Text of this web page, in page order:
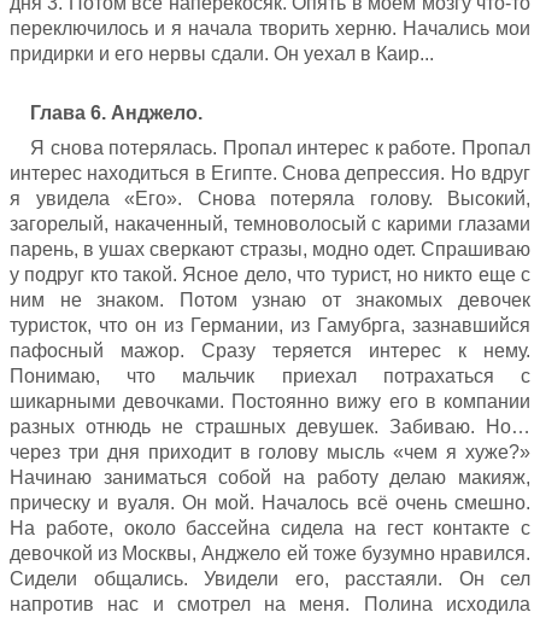
переключилось и я начала творить херню. Начались мои
придирки и его нервы сдали. Он уехал в Каир...
Глава 6. Анджело.
Я снова потерялась. Пропал интерес к работе. Пропал
интерес находиться в Египте. Снова депрессия. Но вдруг
я увидела «Его». Снова потеряла голову. Высокий,
загорелый, накаченный, темноволосый с карими глазами
парень, в ушах сверкают стразы, модно одет. Спрашиваю
у подруг кто такой. Ясное дело, что турист, но никто еще с
ним не знаком. Потом узнаю от знакомых девочек
туристок, что он из Германии, из Гамубрга, зазнавшийся
пафосный мажор. Сразу теряется интерес к нему.
Понимаю, что мальчик приехал потрахаться с
шикарными девочками. Постоянно вижу его в компании
разных отнюдь не страшных девушек. Забиваю. Но…
через три дня приходит в голову мысль «чем я хуже?»
Начинаю заниматься собой на работу делаю макияж,
прическу и вуаля. Он мой. Началось всё очень смешно.
На работе, около бассейна сидела на гест контакте с
девочкой из Москвы, Анджело ей тоже бузумно нравился.
Сидели общались. Увидели его, расстаяли. Он сел
напротив нас и смотрел на меня. Полина исходила